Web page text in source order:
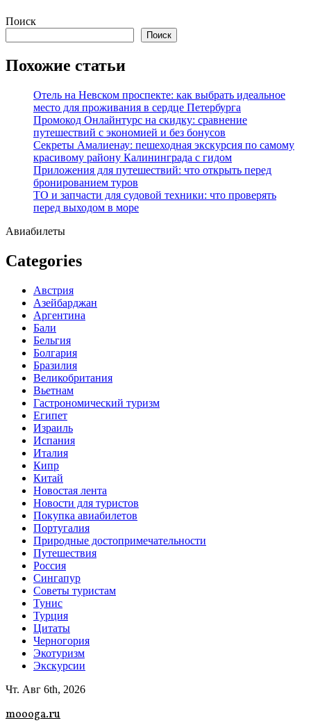
Перейти
содержимому
Поиск
Поиск
Похожие статьи
Отель на Невском проспекте: как выбрать идеальное
место для проживания в сердце Петербурга
Промокод Онлайнтурс на скидку: сравнение
путешествий с экономией и без бонусов
Секреты Амалиенау: пешеходная экскурсия по самому
красивому району Калининграда с гидом
Приложения для путешествий: что открыть перед
бронированием туров
ТО и запчасти для судовой техники: что проверять
перед выходом в море
Авиабилеты
Categories
Австрия
Азейбарджан
Аргентина
Бали
Бельгия
Болгария
Бразилия
Великобритания
Вьетнам
Гастрономический туризм
Египет
Израиль
Испания
Италия
Кипр
Китай
Новостая лента
Новости для туристов
Покупка авиабилетов
Португалия
Природные достопримечательности
Путешествия
Россия
Сингапур
Советы туристам
Тунис
Турция
Цитаты
Черногория
Экотуризм
Экскурсии
Чт. Авг 6th, 2026
moooga.ru